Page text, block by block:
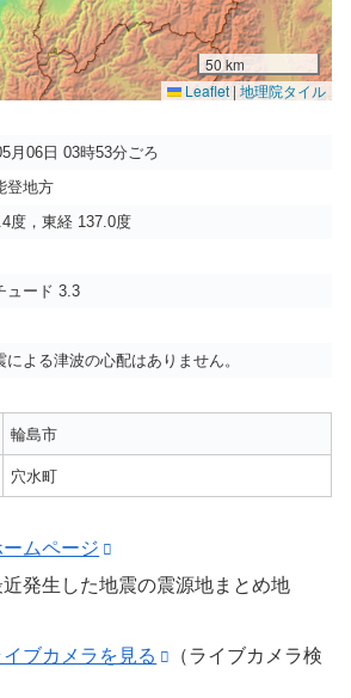
50 km
Leaflet | 地理院タイル
月06日 03時53分ごろ
登地方
度，東経 137.0度
ュード 3.3
による津波の心配はありません。
輪島市
穴水町
ムページ
発生した地震の震源地まとめ地
ブカメラを見る
（ライブカメラ検